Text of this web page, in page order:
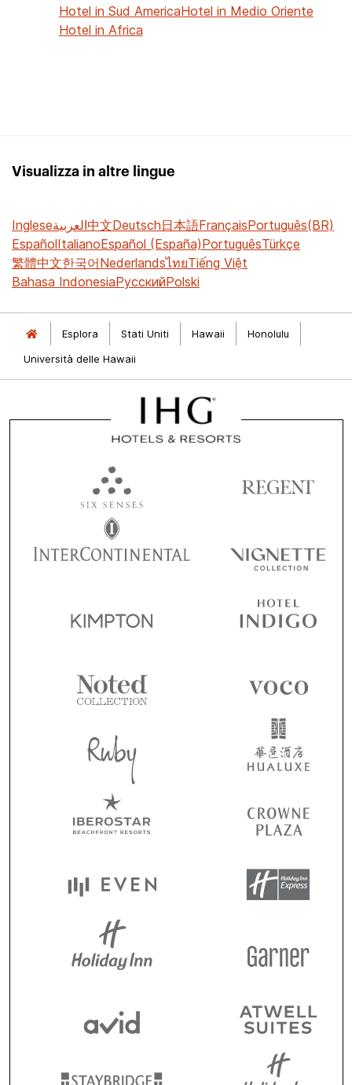
Hotel in Sud AmericaHotel in Medio Oriente
Hotel in Africa
Visualizza in altre lingue
Ingleseالعربية中文Deutsch日本語FrançaisPortuguês(BR)
EspañolItalianoEspañol (España)PortuguêsTürkçe
繁體中文한국어NederlandsไทยTiếng Việt
Bahasa IndonesiaРусскийPolski
Esplora Stati Uniti Hawaii
Honolulu
Università delle Hawaii